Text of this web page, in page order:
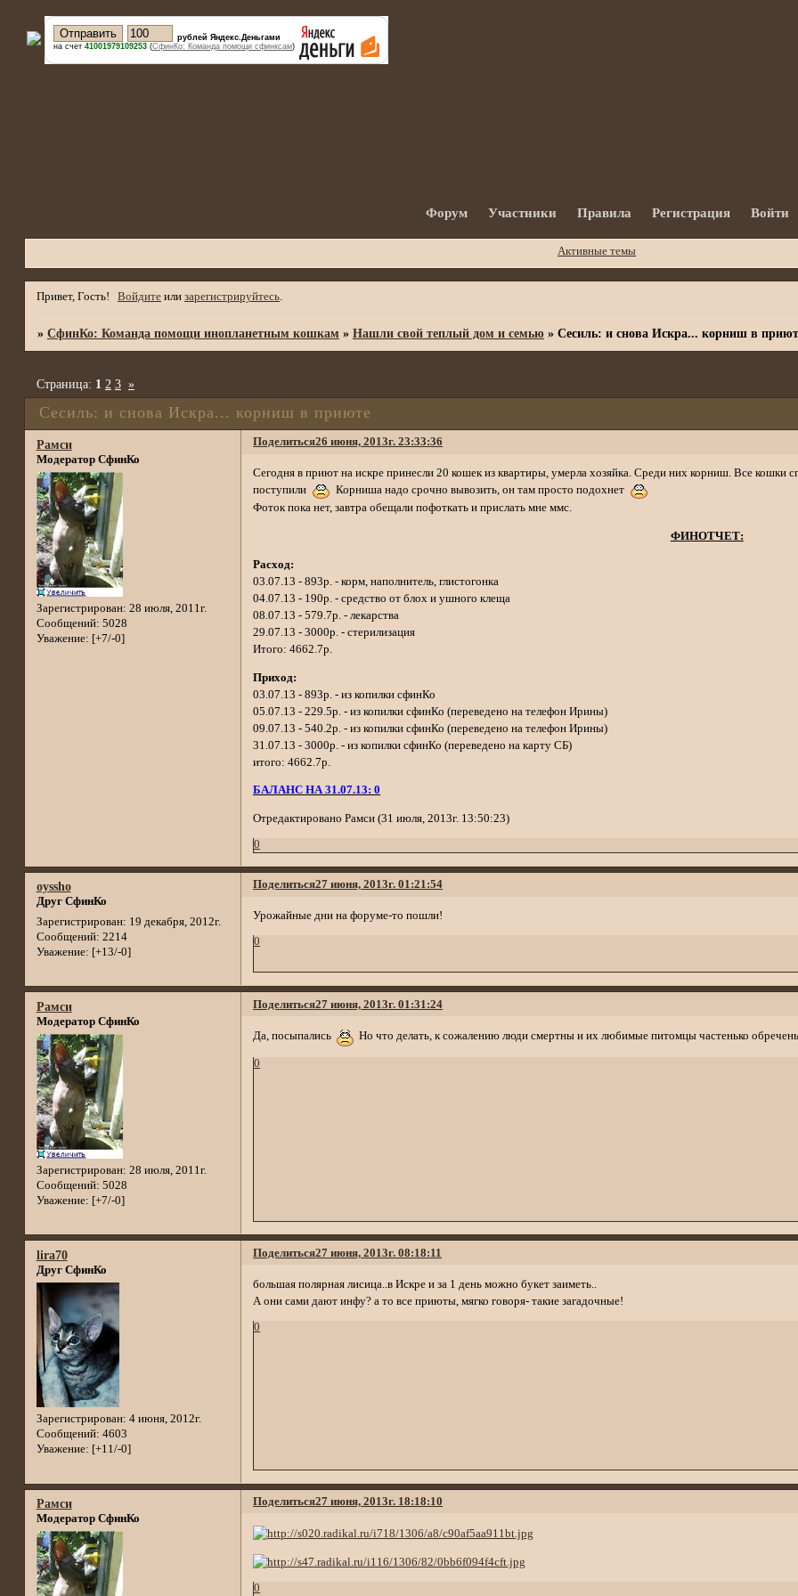
рублей Яндекс.Деньгами
на счет 41001979109253(СфинКо: Команда помощи сфинксам)
Форум Участники Правила Регистрация Войти
Активные темы
Привет, Гость! Войдите или зарегистрируйтесь.
» СфинКо: Команда помощи инопланетным кошкам » Нашли свой теплый дом и семью » Сесиль: и снова Искра... корниш в
Сесиль: и снова Искра... корниш в приюте
Страница: 1 2 3 »
Поделиться26 июня, 2013г. 23:33:36
Рамси
Модератор СфинКо
Зарегистрирован: 28 июля, 2011г.
Сообщений: 5028
Уважение: [+7/-0]
Сегодня в приют на искре принесли 20 кошек из квартиры, умерла хозяйка. Среди них корниш. Все кошки
поступили
Корниша надо срочно вывозить, он там просто подохнет
Фоток пока нет, завтра обещали пофоткать и прислать мне ммс.
ФИНОТЧЕТ:
Расход:
03.07.13 - 893р. - корм, наполнитель, глистогонка
04.07.13 - 190р. - средство от блох и ушного клеща
08.07.13 - 579.7р. - лекарства
29.07.13 - 3000р. - стерилизация
Итого: 4662.7р.
Приход:
03.07.13 - 893р. - из копилки сфинКо
05.07.13 - 229.5р. - из копилки сфинКо (переведено на телефон Ирины)
09.07.13 - 540.2р. - из копилки сфинКо (переведено на телефон Ирины)
31.07.13 - 3000р. - из копилки сфинКо (переведено на карту СБ)
итого: 4662.7р.
БАЛАНС НА 31.07.13: 0
Отредактировано Рамси (31 июля, 2013г. 13:50:23)
0
Поделиться27 июня, 2013г. 01:21:54
oyssho
Друг СфинКо
Зарегистрирован: 19 декабря, 2012г.
Сообщений: 2214
Уважение: [+13/-0]
Урожайные дни на форуме-то пошли!
0
Поделиться27 июня, 2013г. 01:31:24
Рамси
Модератор СфинКо
Зарегистрирован: 28 июля, 2011г.
Сообщений: 5028
Уважение: [+7/-0]
Да, посыпались Но что делать, к сожалению люди смертны и их любимые питомцы частенько
0
Поделиться27 июня, 2013г. 08:18:11
lira70
Друг СфинКо
Зарегистрирован: 4 июня, 2012г.
Сообщений: 4603
Уважение: [+11/-0]
большая полярная лисица..в Искре и за 1 день можно букет заиметь..
А они сами дают инфу? а то все приюты, мягко говоря- такие загадочные!
0
Поделиться27 июня, 2013г. 18:18:10
Рамси
Модератор СфинКо
0